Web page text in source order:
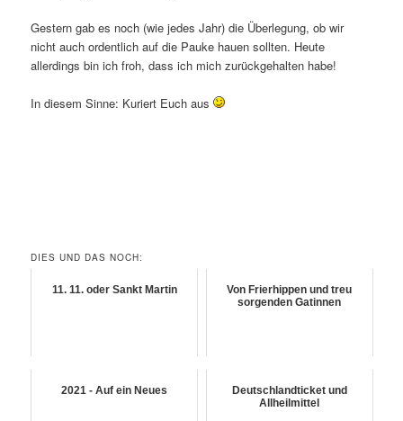
Gestern gab es noch (wie jedes Jahr) die Überlegung, ob wir
nicht auch ordentlich auf die Pauke hauen sollten. Heute
allerdings bin ich froh, dass ich mich zurückgehalten habe!
In diesem Sinne: Kuriert Euch aus
DIES UND DAS NOCH:
11. 11. oder Sankt Martin
Von Frierhippen und treu
sorgenden Gatinnen
2021 - Auf ein Neues
Deutschlandticket und
Allheilmittel